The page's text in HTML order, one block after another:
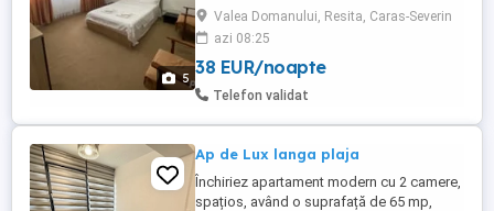
5
suprafata utila de 45 m.p., pentru doua
persoane, clasificat cu o stea, de
Ministerul Turismului. Dotat cu centrala
termica pe gaz, aragaz, frigider, masina
de spalat rufe, aparat de aer conditionat,
Valea Domanului, Resita, Caras-Severin
azi 08:25
38 EUR/noapte
Telefon validat
Ap de Lux langa plaja
Închiriez apartament modern cu 2 camere,
spațios, având o suprafață de 65 mp,